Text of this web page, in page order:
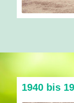
1940 bis